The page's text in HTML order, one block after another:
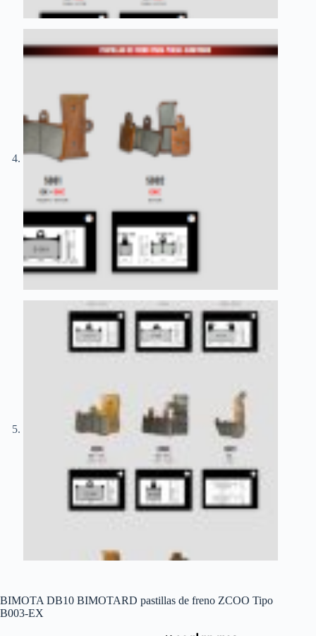
BIMOTA DB10 BIMOTARD pastillas de freno ZCOO Tipo
B003-EX